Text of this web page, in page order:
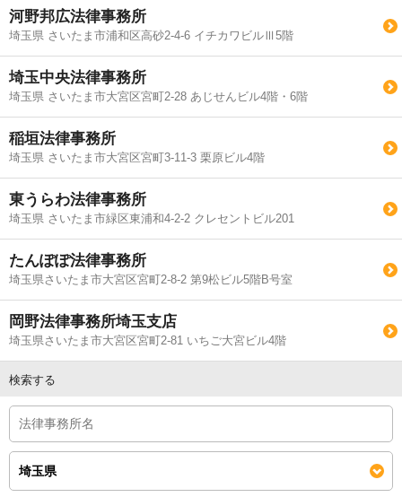
河野邦広法律事務所
埼玉県 さいたま市浦和区高砂2-4-6 イチカワビルⅢ5階
埼玉中央法律事務所
埼玉県 さいたま市大宮区宮町2-28 あじせんビル4階・6階
稲垣法律事務所
埼玉県 さいたま市大宮区宮町3-11-3 栗原ビル4階
東うらわ法律事務所
埼玉県 さいたま市緑区東浦和4-2-2 クレセントビル201
たんぽぽ法律事務所
埼玉県さいたま市大宮区宮町2-8-2 第9松ビル5階B号室
岡野法律事務所埼玉支店
埼玉県さいたま市大宮区宮町2-81 いちご大宮ビル4階
検索する